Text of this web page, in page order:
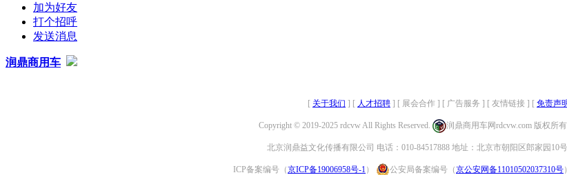
加为好友
打个招呼
发送消息
润鼎商用车
[ 关于我们 ] [ 人才招聘 ] [ 展会合作 ] [ 广告服务 ] [ 友情链接 ] [ 免责声
Copyright © 2019-2025 rdcvw All Rights Reserved. 润鼎商用车网rdcvw.com 版权所
北京润鼎益文化传播有限公司 电话：010-84517888 地址：北京市朝阳区郎家园10
ICP备案编号（京ICP备19006958号-1 ） 公安局备案编号（京公安网备11010502037310号